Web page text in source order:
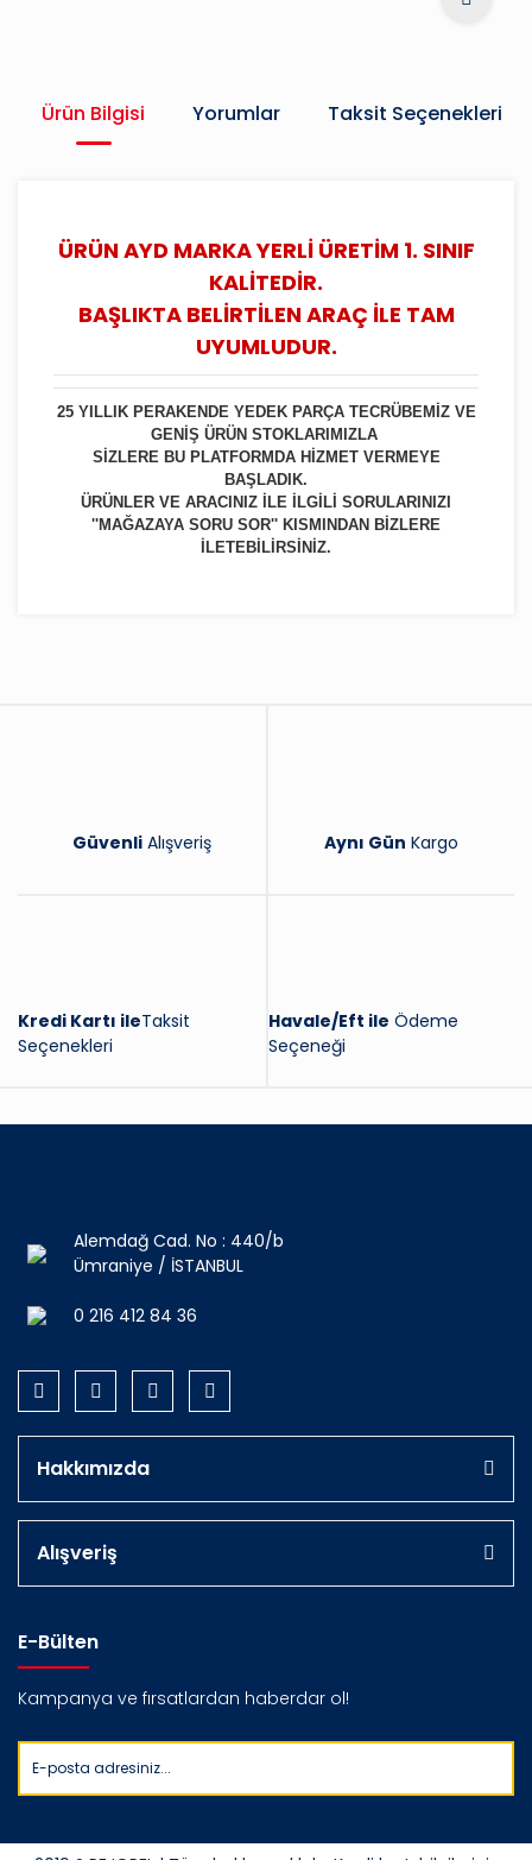
Ürün Bilgisi Yorumlar Taksit Seçenekleri
ÜRÜN AYD MARKA YERLİ ÜRETİM 1. SINIF
KALİTEDİR.
BAŞLIKTA BELİRTİLEN ARAÇ İLE TAM
UYUMLUDUR.
25 YILLIK PERAKENDE YEDEK PARÇA TECRÜBEMİZ VE
GENİŞ ÜRÜN STOKLARIMIZLA
SİZLERE BU PLATFORMDA HİZMET VERMEYE
BAŞLADIK.
ÜRÜNLER VE ARACINIZ İLE İLGİLİ SORULARINIZI
''MAĞAZAYA SORU SOR'' KISMINDAN BİZLERE
İLETEBİLİRSİNİZ.
Güvenli Alışveriş Aynı Gün Kargo
Kredi Kartı ileTaksit
Seçenekleri
Havale/Eft ile Ödeme
Seçeneği
Alemdağ Cad. No : 440/b
Ümraniye / İSTANBUL
0 216 412 84 36
Hakkımızda
Alışveriş
E-Bülten
Kampanya ve fırsatlardan haberdar ol!